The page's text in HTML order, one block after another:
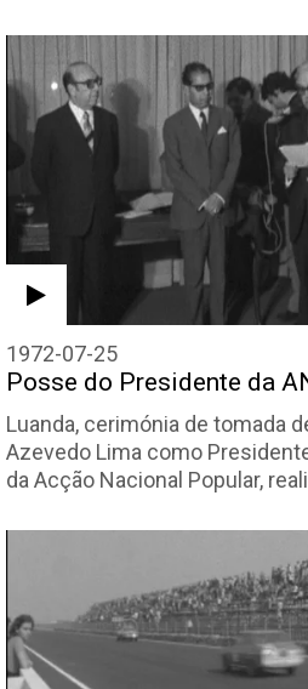
1972-07-25
Posse do Presidente da
Luanda, cerimónia de tomada
Azevedo Lima como
da Acção Nacional Popular,